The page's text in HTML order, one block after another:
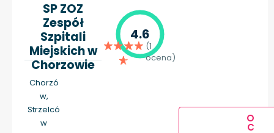
SP ZOZ
Zespół
Szpitali
Miejskich w
Chorzowie
Chorzó
w,
Strzelcó
w
4.6
(1
ocena)
O
C